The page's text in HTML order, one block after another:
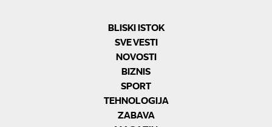
BLISKI ISTOK
SVE VESTI
NOVOSTI
BIZNIS
SPORT
TEHNOLOGIJA
ZABAVA